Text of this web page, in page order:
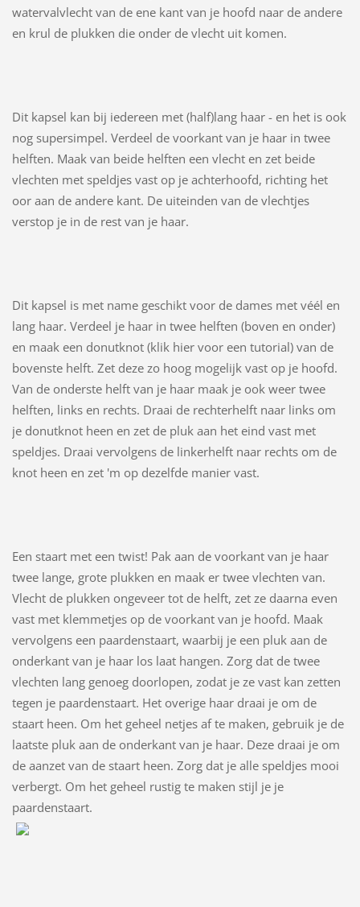
watervalvlecht van de ene kant van je hoofd naar de andere
en krul de plukken die onder de vlecht uit komen.
Dit kapsel kan bij iedereen met (half)lang haar - en het is ook
nog supersimpel. Verdeel de voorkant van je haar in twee
helften. Maak van beide helften een vlecht en zet beide
vlechten met speldjes vast op je achterhoofd, richting het
oor aan de andere kant. De uiteinden van de vlechtjes
verstop je in de rest van je haar.
Dit kapsel is met name geschikt voor de dames met véél en
lang haar. Verdeel je haar in twee helften (boven en onder)
en maak een donutknot (klik hier voor een tutorial) van de
bovenste helft. Zet deze zo hoog mogelijk vast op je hoofd.
Van de onderste helft van je haar maak je ook weer twee
helften, links en rechts. Draai de rechterhelft naar links om
je donutknot heen en zet de pluk aan het eind vast met
speldjes. Draai vervolgens de linkerhelft naar rechts om de
knot heen en zet 'm op dezelfde manier vast.
Een staart met een twist! Pak aan de voorkant van je haar
twee lange, grote plukken en maak er twee vlechten van.
Vlecht de plukken ongeveer tot de helft, zet ze daarna even
vast met klemmetjes op de voorkant van je hoofd. Maak
vervolgens een paardenstaart, waarbij je een pluk aan de
onderkant van je haar los laat hangen. Zorg dat de twee
vlechten lang genoeg doorlopen, zodat je ze vast kan zetten
tegen je paardenstaart. Het overige haar draai je om de
staart heen. Om het geheel netjes af te maken, gebruik je de
laatste pluk aan de onderkant van je haar. Deze draai je om
de aanzet van de staart heen. Zorg dat je alle speldjes mooi
verbergt. Om het geheel rustig te maken stijl je je
paardenstaart.